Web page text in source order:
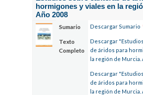
hormigones y viales en la
Año 2008
Sumario Descargar Sumario
Texto
Completo
Descargar
de áridos para
la región de Murcia.
Descargar
de áridos para
la región de Murcia.